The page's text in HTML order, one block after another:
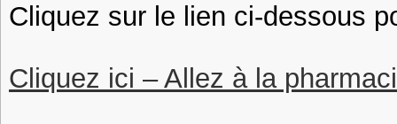
Cliquez sur le lien ci-dessous
Cliquez ici – Allez à la